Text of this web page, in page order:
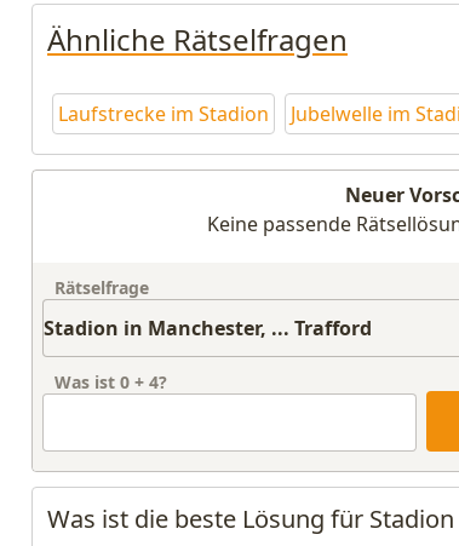
Ähnliche Rätselfragen
Laufstrecke im Stadion Jubelwelle im
Neuer
Keine passende
Rätselfrage
Was ist 0 + 4?
Was ist die beste Lösung für